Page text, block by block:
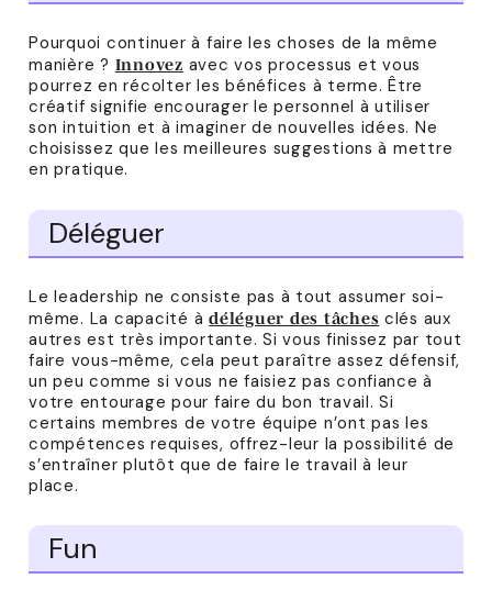
Pourquoi continuer à faire les choses de la même
manière ? Innovez avec vos processus et vous
pourrez en récolter les bénéfices à terme. Être
créatif signifie encourager le personnel à utiliser
son intuition et à imaginer de nouvelles idées. Ne
choisissez que les meilleures suggestions à mettre
en pratique.
Déléguer
Le leadership ne consiste pas à tout assumer soi-
même. La capacité àdéléguer des tâches clés aux
autres est très importante. Si vous finissez par tout
faire vous-même, cela peut paraître assez défensif,
un peu comme si vous ne faisiez pas confiance à
votre entourage pour faire du bon travail. Si
certains membres de votre équipe n’ont pas les
compétences requises, offrez-leur la possibilité de
s’entraîner plutôt que de faire le travail à leur
place.
Fun